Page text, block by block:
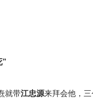
”
就带江忠源来拜会他，